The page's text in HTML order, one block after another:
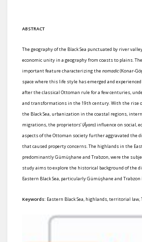
ABSTRACT
The geography of the Black Sea punctuated by river
economic unity in a geography from coasts to plains.
important feature characterizing thenomadic(Konar-
space where this life style has emerged and
after the classical Ottoman rule for a few centuries,
and transformations in the 19th century. With the rise
the Black Sea, urbanization in the coastal regions,
migrations, the proprietors’ (Âyans) influence on social,
aspects of the Ottoman society further aggravated the
that caused property concerns. The highlands in the
predominantly Gümüşhane and Trabzon, were the
study aims to explore the historical background of the
Eastern Black Sea, particularly Gümüşhane and
Keywords: Eastern Black Sea, highlands, territorial law,